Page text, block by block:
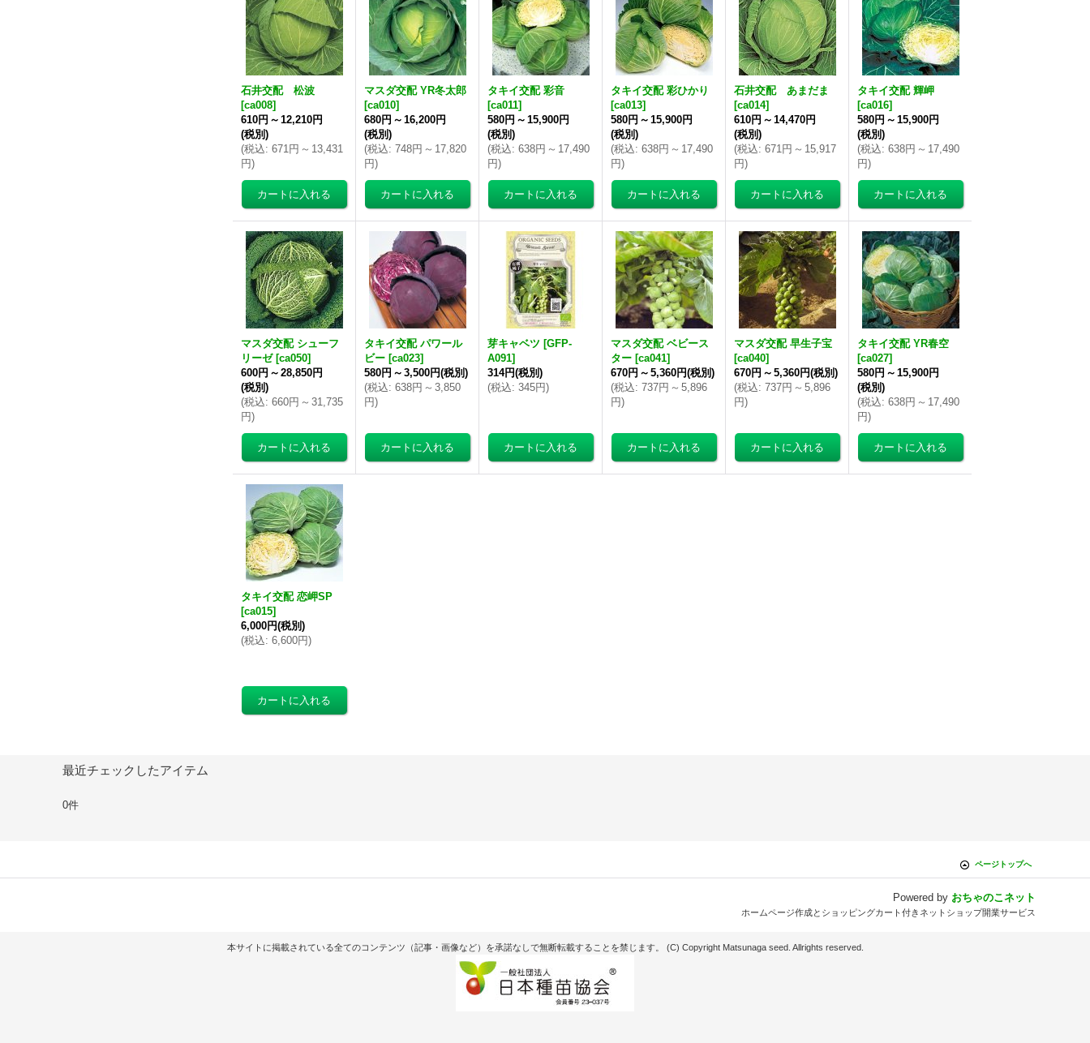
石井交配 松波
[ca008]
610円 ～ 12,210円
(税別)
(税込: 671円 ～ 13,431
円)
マスダ交配 YR冬太郎
[ca010]
680円 ～ 16,200円
(税別)
(税込: 748円 ～ 17,820
円)
タキイ交配 彩音
[ca011]
580円 ～ 15,900円
(税別)
(税込: 638円 ～ 17,490
円)
タキイ交配 彩ひかり
[ca013]
580円 ～ 15,900円
(税別)
(税込: 638円 ～ 17,490
円)
石井交配 あまだま
[ca014]
610円 ～ 14,470円
(税別)
(税込: 671円 ～ 15,917
円)
タキイ交配 輝岬
[ca016]
580円 ～ 15,900円
(税別)
(税込: 638円 ～ 17,490
円)
マスダ交配 シューフ
リーゼ [ca050]
600円 ～ 28,850円
(税別)
(税込: 660円 ～ 31,735
円)
タキイ交配 パワール
ビー [ca023]
580円 ～ 3,500円(税別)
(税込: 638円 ～ 3,850
円)
芽キャベツ [GFP-
A091]
314円(税別)
(税込: 345円)
マスダ交配 ベビース
ター [ca041]
670円 ～ 5,360円(税別)
(税込: 737円 ～ 5,896
円)
マスダ交配 早生子宝
[ca040]
670円 ～ 5,360円(税別)
(税込: 737円 ～ 5,896
円)
タキイ交配 YR春空
[ca027]
580円 ～ 15,900円
(税別)
(税込: 638円 ～ 17,490
円)
タキイ交配 恋岬SP
[ca015]
6,000円(税別)
(税込: 6,600円)
最近チェックしたアイテム
0件
ページトップへ
Powered by おちゃのこネット
ホームページ作成とショッピングカート付きネットショップ開業サービス
本サイトに掲載されている全てのコンテンツ（記事・画像など）を承諾なしで無断転載することを禁じます。 (C) Copyright Matsunaga seed. Allrights reserved.